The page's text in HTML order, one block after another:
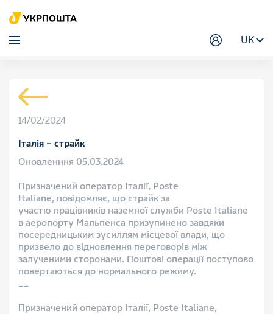
UK
14/02/2024
Італія – страйк
Оновленння 05.03.2024
Призначений оператор Італії, Poste
Italiane, повідомляє, що страйк за
участю працівників наземної служби Poste Italiane
в аеропорту Мальпенса призупинено завдяки
посередницьким зусиллям місцевої влади, що
призвело до відновлення переговорів між
залученими сторонами. Поштові операції поступово
повертаються до нормального режиму.
__
Призначений оператор Італії, Poste Italiane,